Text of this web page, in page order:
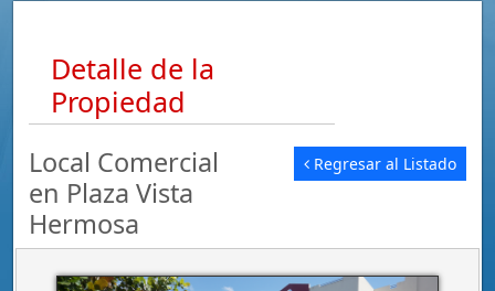
Detalle de la
Propiedad
Local Comercial
en Plaza Vista
Hermosa
Regresar al Listado